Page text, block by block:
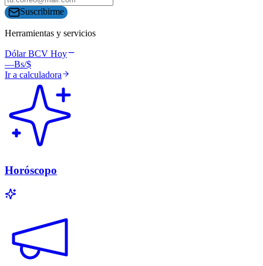
Suscribirme
Herramientas y servicios
Dólar BCV Hoy
—Bs/$
Ir a calculadora
Horóscopo